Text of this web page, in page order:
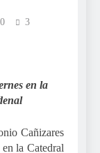
0
3
en la
Cañizares
en la Catedral